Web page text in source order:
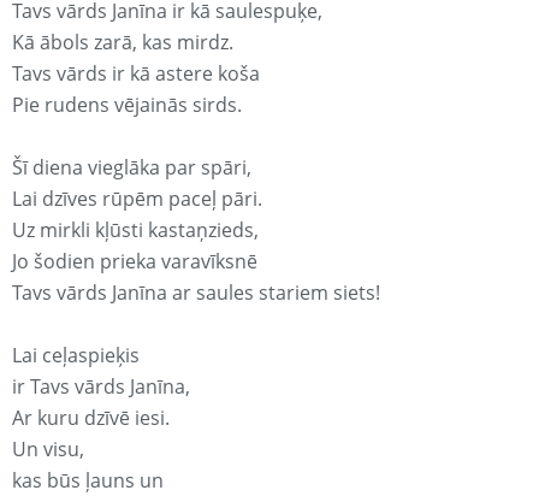
Tavs vārds Janīna ir kā saulespuķe,
Kā ābols zarā, kas mirdz.
Tavs vārds ir kā astere koša
Pie rudens vējainās sirds.
Šī diena vieglāka par spāri,
Lai dzīves rūpēm paceļ pāri.
Uz mirkli kļūsti kastaņzieds,
Jo šodien prieka varavīksnē
Tavs vārds Janīna ar saules stariem siets!
Lai ceļaspieķis
ir Tavs vārds Janīna,
Ar kuru dzīvē iesi.
Un visu,
kas būs ļauns un